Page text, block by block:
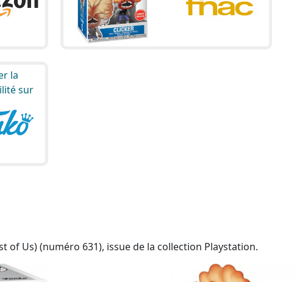
la
sur
of Us) (numéro 631), issue de la collection Playstation.